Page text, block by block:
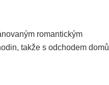
romantickým
takže s odchodem domů